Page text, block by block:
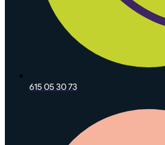
615 05 30 73